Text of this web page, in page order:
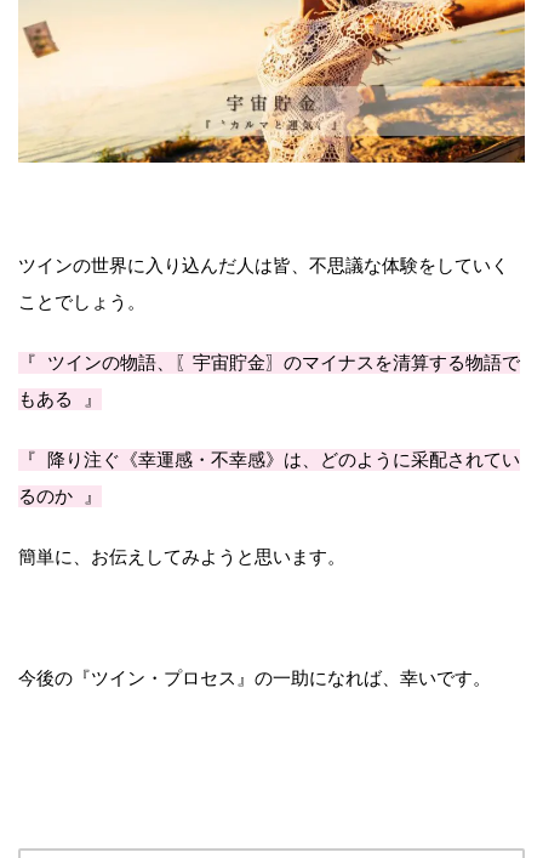
ツインの世界に入り込んだ人は皆、不思議な体験をしていく
ことでしょう。
『 ツインの物語、〖宇宙貯金〗のマイナスを清算する物語で
もある 』
『 降り注ぐ《幸運感・不幸感》は、どのように采配されてい
るのか 』
簡単に、お伝えしてみようと思います。
今後の『ツイン・プロセス』の一助になれば、幸いです。